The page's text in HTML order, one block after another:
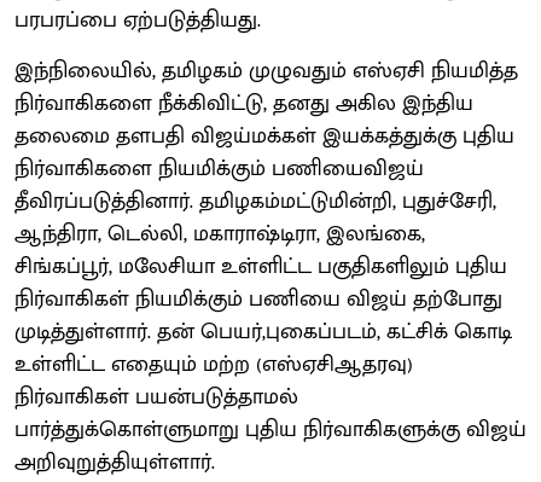
பரபரப்பை ஏற்படுத்தியது.
இந்நிலையில், தமிழகம் முழுவதும் எஸ்ஏசி நியமித்த
நிர்வாகிகளை நீக்கிவிட்டு, தனது அகில இந்திய
தலைமை தளபதி விஜய்மக்கள் இயக்கத்துக்கு புதிய
நிர்வாகிகளை நியமிக்கும் பணியைவிஜய்
தீவிரப்படுத்தினார். தமிழகம்மட்டுமின்றி, புதுச்சேரி,
ஆந்திரா, டெல்லி, மகாராஷ்டிரா, இலங்கை,
சிங்கப்பூர், மலேசியா உள்ளிட்ட பகுதிகளிலும் புதிய
நிர்வாகிகள் நியமிக்கும் பணியை விஜய் தற்போது
முடித்துள்ளார். தன் பெயர்,புகைப்படம், கட்சிக் கொடி
உள்ளிட்ட எதையும் மற்ற (எஸ்ஏசிஆதரவு)
நிர்வாகிகள் பயன்படுத்தாமல்
பார்த்துக்கொள்ளுமாறு புதிய நிர்வாகிகளுக்கு விஜய்
அறிவுறுத்தியுள்ளார்.